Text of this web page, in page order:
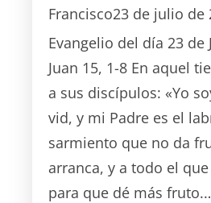
Francisco23 de julio de
Evangelio del día 23 de
Juan 15, 1-8 En aquel
a sus discípulos: «Yo
vid, y mi Padre es el
sarmiento que no da
arranca, y a todo el
para que dé más